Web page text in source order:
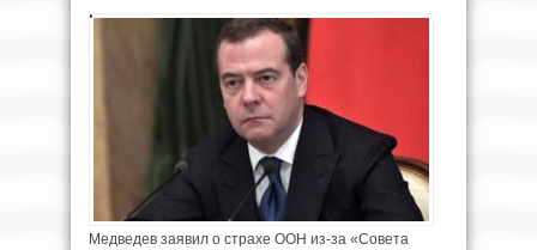
Медведев заявил о страхе ООН из-за «Совета